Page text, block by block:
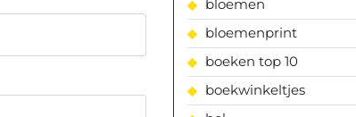
bloemen
bloemenprint
boeken top 10
boekwinkeltjes